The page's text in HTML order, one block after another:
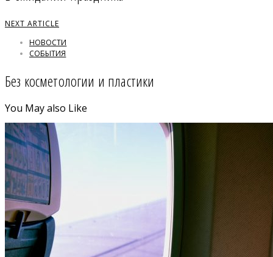
NEXT ARTICLE
НОВОСТИ
СОБЫТИЯ
Без косметологии и пластики
You May also Like